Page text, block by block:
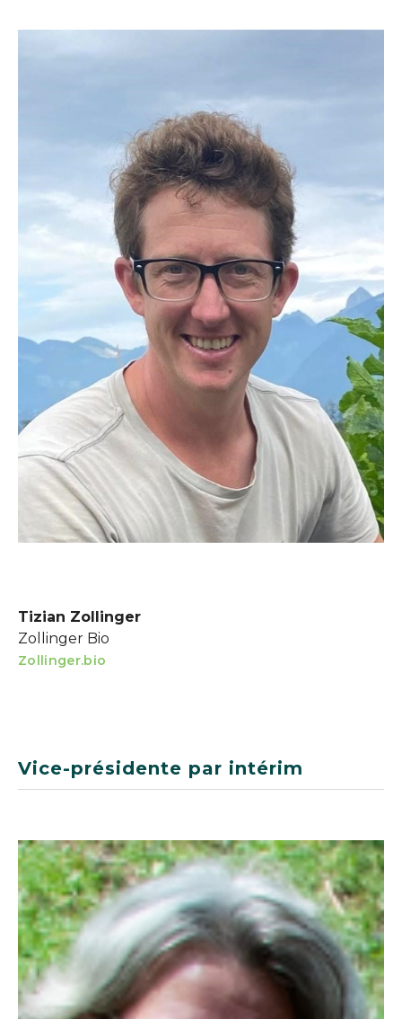
Tizian Zollinger
Zollinger Bio
Zollinger.bio
Vice-présidente par intérim